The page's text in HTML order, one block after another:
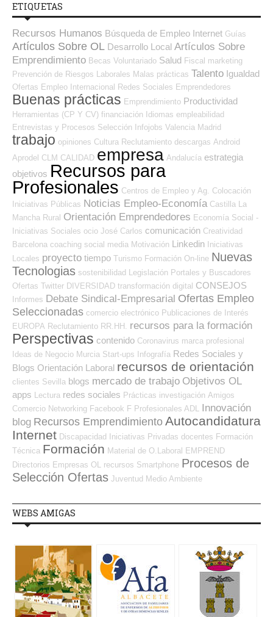
ETIQUETAS
Recursos Humanos Búsqueda de Empleo Internet Guías
Artículos Sobre OL Desarrollo Local Artículos Sobre
Emprendimiento Becas Voluntariado Salud Fiscal marketing
Prevención de Riesgos Laborales Malas prácticas Talento Igualdad
Ofertas Empleo Internacional Redes Sociales Emprendedores
Buenas prácticas Emprendimiento Productividad
Herramientas (CP Y CV) financiación Idiomas empleabilidad
Entrevistas y Procesos Selección
Infojobs Valencia Madrid
trabajo opiniones Cultura Reclutamiento descargas Android
Aprodel CLM CALIDAD empresa Andalucía estrategia
objetivos Recursos para
Profesionales Centros de Empleo y Ag. Colocación
Iniciativas Públicas Noticias Empleo-Economía Castilla La
Mancha Rural Orientación Emprendedores Economía Social -
Iniciativas Sociales ocio José Carlos comunicación Creatividad
Barcelona coaching social media Motivación Linkedin Iniciativas
Locales proyecto tiempo Turismo Formación On-line Nuevas
Tecnologias sostenibilidad Legislación Portales y Buscadores
Ofertas Twitter DIVERSIDAD transformación digital CONSEJOS
Informes Debate Sindical-Empresarial Ofertas Empleo
Seleccionadas comercio electrónico Publicaciones de Interés
EUROPA Reclutamiento RR.HH. recursos para la formación
Perspectivas contenido Coronavirus marca profesional
Ideas de Negocio Murcia Start-ups Infografía Redes Sociales y
Blogs Orientación Laboral recursos de orientación
clientes Sevilla blogs mercado de trabajo Objetivos OL
apps Lectura redes sociales Prácticas investigación Amigos
Comercio Networking Facebook F Profesionales ADL Innovación
blog Recursos Emprendimiento Autocandidatura
Internet Discapacidad Iniciativas Privadas docentes Formación
Técnica Formación Material de O.Laboral EMPREND
Directorios Empresas OL recursos Smartphone Procesos de
Selección Ofertas Juventud Medio Ambiente
WEBS AMIGAS